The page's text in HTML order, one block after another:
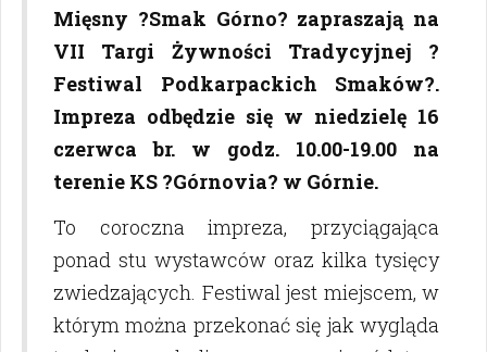
Mięsny ?Smak Górno? zapraszają na
VII Targi Żywności Tradycyjnej ?
Festiwal Podkarpackich Smaków?.
Impreza odbędzie się w niedzielę 16
czerwca br. w godz. 10.00-19.00 na
terenie KS ?Górnovia? w Górnie.
To coroczna impreza, przyciągająca
ponad stu wystawców oraz kilka tysięcy
zwiedzających. Festiwal jest miejscem, w
którym można przekonać się jak wygląda